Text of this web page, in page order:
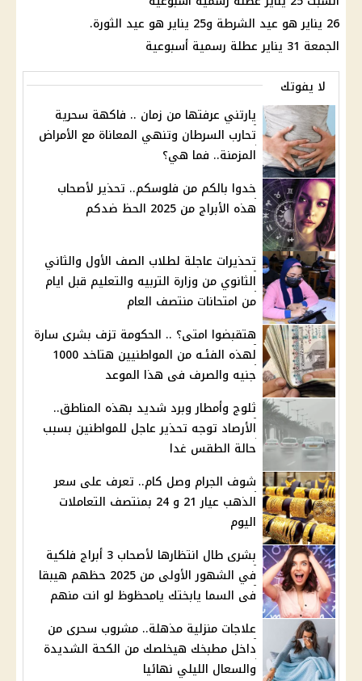
26 يناير هو عيد الشرطة و25 يناير هو عيد الثورة.
الجمعة 31 يناير عطلة رسمية أسبوعية
لا يفوتك
يارتني عرفتها من زمان .. فاكهة سحرية
تحارب السرطان وتنهي المعاناة مع الأمراض
المزمنة.. فما هي؟
خدوا بالكم من فلوسكم.. تحذير لأصحاب
هذه الأبراج من 2025 الحظ ضدكم
تحذيرات عاجلة لطلاب الصف الأول والثاني
الثانوي من وزارة التربيه والتعليم قبل ايام
من امتحانات منتصف العام
هتقبضوا امتى؟ .. الحكومة تزف بشرى سارة
لهذه الفئـه من المواطنيين هتاخد 1000
جنيه والصرف فى هذا الموعد
ثلوج وأمطار وبرد شديد بهذه المناطق..
الأرصاد توجه تحذير عاجل للمواطنين بسبب
حالة الطقس غدا
شوف الجرام وصل كام.. تعرف على سعر
الذهب عيار 21 و 24 بمنتصف التعاملات
اليوم
بشرى طال انتظارها لأصحاب 3 أبراج فلكية
في الشهور الأولى من 2025 حظهم هيبقا
فى السما يابختك يامحظوظ لو انت منهم
علاجات منزلية مذهلة.. مشروب سحرى من
داخل مطبخك هيخلصك من الكحة الشديدة
والسعال الليلي نهائيا